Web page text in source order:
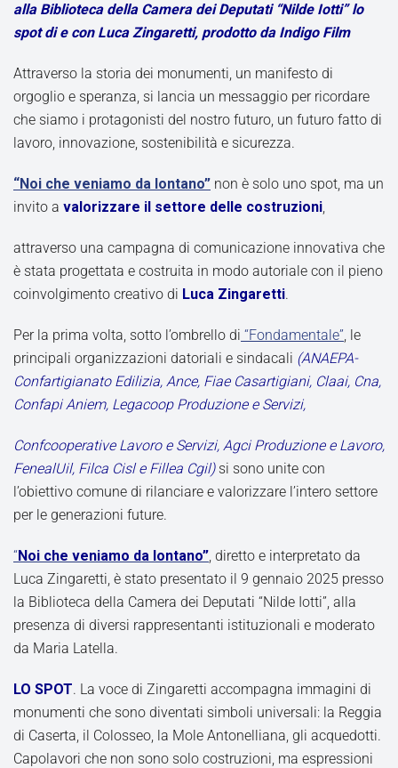
alla Biblioteca della Camera dei Deputati “Nilde Iotti” lo
spot di e con Luca Zingaretti, prodotto da Indigo Film
Attraverso la storia dei monumenti, un manifesto di
orgoglio e speranza, si lancia un messaggio per ricordare
che siamo i protagonisti del nostro futuro, un futuro fatto di
lavoro, innovazione, sostenibilità e sicurezza.
“Noi che veniamo da lontano” non è solo uno spot, ma un
invito a valorizzare il settore delle costruzioni,
attraverso una campagna di comunicazione innovativa che
è stata progettata e costruita in modo autoriale con il pieno
coinvolgimento creativo di Luca Zingaretti.
Per la prima volta, sotto l’ombrello di “Fondamentale”, le
principali organizzazioni datoriali e sindacali (ANAEPA-
Confartigianato Edilizia, Ance, Fiae Casartigiani, Claai, Cna,
Confapi Aniem, Legacoop Produzione e Servizi,
Confcooperative Lavoro e Servizi, Agci Produzione e Lavoro,
FenealUil, Filca Cisl e Fillea Cgil) si sono unite con
l’obiettivo comune di rilanciare e valorizzare l’intero settore
per le generazioni future.
“Noi che veniamo da lontano”, diretto e interpretato da
Luca Zingaretti, è stato presentato il 9 gennaio 2025 presso
la Biblioteca della Camera dei Deputati “Nilde Iotti”, alla
presenza di diversi rappresentanti istituzionali e moderato
da Maria Latella.
LO SPOT. La voce di Zingaretti accompagna immagini di
monumenti che sono diventati simboli universali: la Reggia
di Caserta, il Colosseo, la Mole Antonelliana, gli acquedotti.
Capolavori che non sono solo costruzioni, ma espressioni